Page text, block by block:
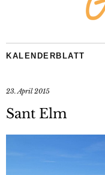
KALENDERBLATT
23. April 2015
Sant Elm